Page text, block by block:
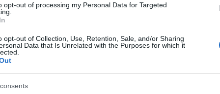
opt-out of processing my Personal Data for Targeted
opt-out of Collection, Use, Retention, Sale, and/or Sharing
Data that Is Unrelated with the Purposes for which it
gondolkozni. Ott megveszik a márkát."
lakosság jelentős része; akik úgy érzik, hogy nem kell
hogy állandóan azokra hivatkozzanak és ezzel